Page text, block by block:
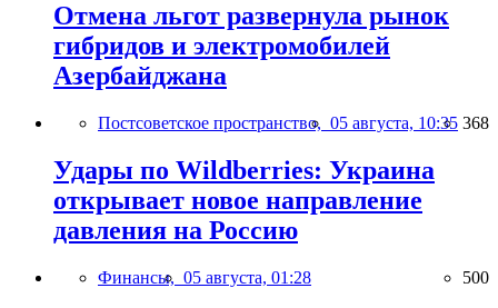
Отмена льгот развернула рынок
гибридов и электромобилей
Азербайджана
Постсоветское пространство, 05 августа, 10:35 368
Удары по Wildberries: Украина
открывает новое направление
давления на Россию
Финансы, 05 августа, 01:28 500